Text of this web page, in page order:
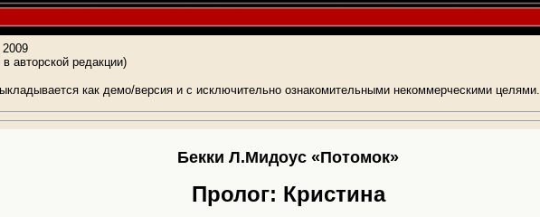
2009
авторской редакции)
как демо/версия и с исключительно ознакомительными некоммерческими целями.
Бекки Л.Мидоус «Потомок»
Пролог: Кристина